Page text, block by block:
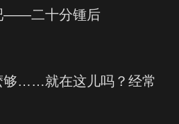
——二十分锺后
……就在这儿吗？经常